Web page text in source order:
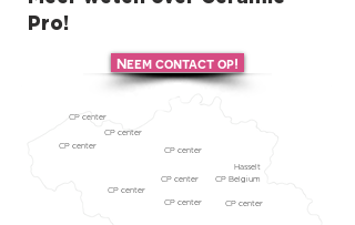
Pro!
Neem contact op!
CP center
CP Belgium
CP center
CP center
CP center
CP center
CP center
CP center
CP center
Hasselt